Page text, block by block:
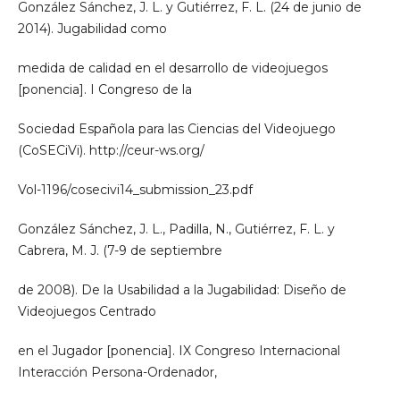
González Sánchez, J. L. y Gutiérrez, F. L. (24 de junio de
2014). Jugabilidad como
medida de calidad en el desarrollo de videojuegos
[ponencia]. I Congreso de la
Sociedad Española para las Ciencias del Videojuego
(CoSECiVi). http://ceur-ws.org/
Vol-1196/cosecivi14_submission_23.pdf
González Sánchez, J. L., Padilla, N., Gutiérrez, F. L. y
Cabrera, M. J. (7-9 de septiembre
de 2008). De la Usabilidad a la Jugabilidad: Diseño de
Videojuegos Centrado
en el Jugador [ponencia]. IX Congreso Internacional
Interacción Persona-Ordenador,